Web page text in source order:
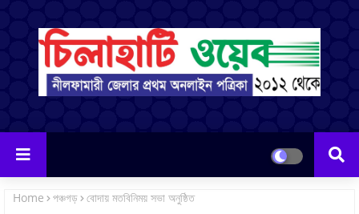
Home পঞ্চগড় বোদায় মতবিনিময় সভা অনুষ্ঠিত